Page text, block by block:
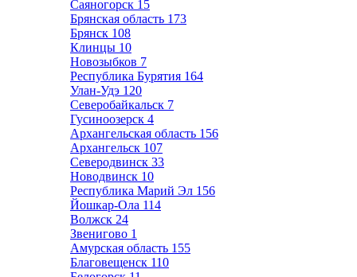
Саяногорск 15
Брянская область 173
Брянск 108
Клинцы 10
Новозыбков 7
Республика Бурятия 164
Улан-Удэ 120
Северобайкальск 7
Гусиноозерск 4
Архангельская область 156
Архангельск 107
Северодвинск 33
Новодвинск 10
Республика Марий Эл 156
Йошкар-Ола 114
Волжск 24
Звенигово 1
Амурская область 155
Благовещенск 110